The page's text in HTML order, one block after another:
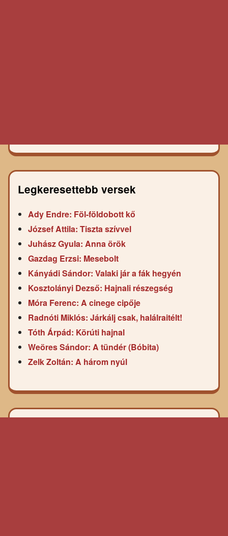
Legkeresettebb versek
Ady Endre: Föl-földobott kő
József Attila: Tiszta szívvel
Juhász Gyula: Anna örök
Gazdag Erzsi: Mesebolt
Kányádi Sándor: Valaki jár a fák hegyén
Kosztolányi Dezső: Hajnali részegség
Móra Ferenc: A cinege cipője
Radnóti Miklós: Járkálj csak, halálraitélt!
Tóth Árpád: Körúti hajnal
Weöres Sándor: A tündér (Bóbita)
Zelk Zoltán: A három nyúl